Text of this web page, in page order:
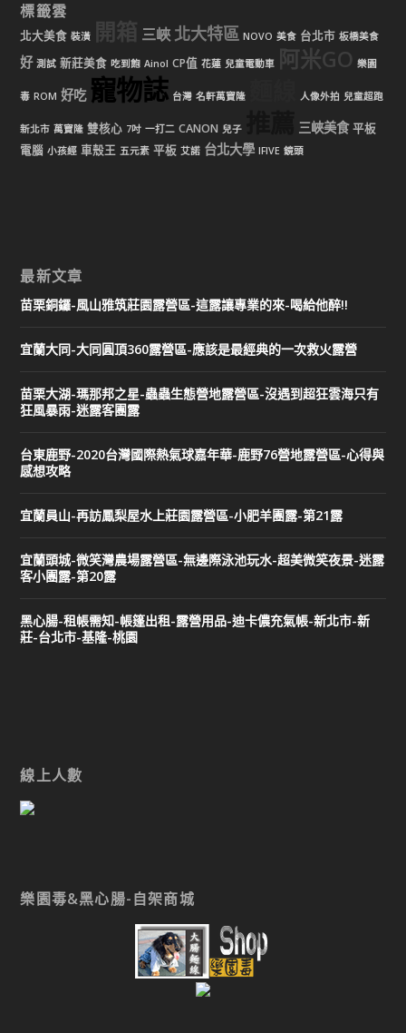
標籤雲
北大美食 裝潢 開箱 三峽 北大特區 NOVO 美食 台北市 板橋美食
好 測試 新莊美食 吃到飽 Ainol CP值 花蓮 兒童電動車 阿米GO 樂園
毒 ROM 好吃 寵物誌 台灣 名軒萬寶隆 人像外拍 兒童超跑
新北市 萬寶隆 雙核心 7吋 一打二 CANON 兒子 三峽美食 平板
電腦 小孩經 車殼王 五元素 平板 艾諾 台北大學 IFIVE 鏡頭
最新文章
苗栗銅鑼-風山雅筑莊園露營區-這露讓專業的來-喝給他醉!!
宜蘭大同-大同圓頂360露營區-應該是最經典的一次救火露營
苗栗大湖-瑪那邦之星-蟲蟲生態營地露營區-沒遇到超狂雲海只有
狂風暴雨-迷露客團露
台東鹿野-2020台灣國際熱氣球嘉年華-鹿野76營地露營區-心得與
感想攻略
宜蘭員山-再訪鳳梨屋水上莊園露營區-小肥羊團露-第21露
宜蘭頭城-微笑灣農場露營區-無邊際泳池玩水-超美微笑夜景-迷露
客小團露-第20露
黑心腸-租帳需知-帳篷出租-露營用品-迪卡儂充氣帳-新北市-新
莊-台北市-基隆-桃園
線上人數
樂園毒&黑心腸-自架商城